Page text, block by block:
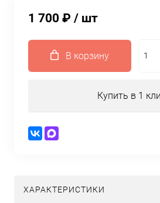
1 700 ₽ / шт
В корзину
Купить в 1
ХАРАКТЕРИСТИКИ